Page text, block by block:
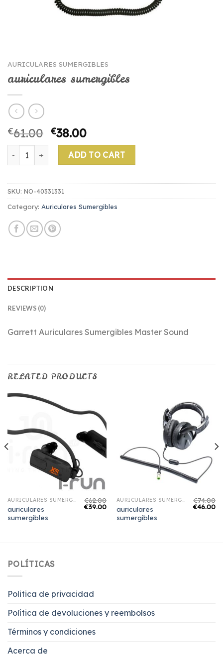
AURICULARES SUMERGIBLES
auriculares sumergibles
€61.00 €38.00
auriculares sumergibles quantity
ADD TO CART
SKU: NO-40331331
Category: Auriculares Sumergibles
DESCRIPTION
REVIEWS (0)
Garrett Auriculares Sumergibles Master Sound
RELATED PRODUCTS
AURICULARES SUMERGIBLES
auriculares
sumergibles
€62.00
€39.00
AURICULARES SUMERGIBLES
auriculares
sumergibles
€74.00
€46.00
POLÍTICAS
Politica de privacidad
Política de devoluciones y reembolsos
Términos y condiciones
Acerca de